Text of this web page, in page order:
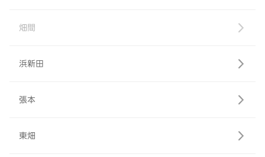
畑間
浜新田
張本
東畑